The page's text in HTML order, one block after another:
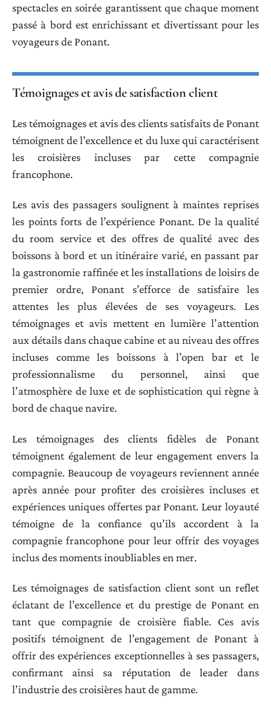
spectacles en soirée garantissent que chaque moment
passé à bord est enrichissant et divertissant pour les
voyageurs de Ponant.
Témoignages et avis de satisfaction client
Les témoignages et avis des clients satisfaits de Ponant
témoignent de l’excellence et du luxe qui caractérisent
les croisières incluses par cette compagnie
francophone.
Les avis des passagers soulignent à maintes reprises
les points forts de l’expérience Ponant. De la qualité
du room service et des offres de qualité avec des
boissons à bord et un itinéraire varié, en passant par
la gastronomie raffinée et les installations de loisirs de
premier ordre, Ponant s’efforce de satisfaire les
attentes les plus élevées de ses voyageurs. Les
témoignages et avis mettent en lumière l’attention
aux détails dans chaque cabine et au niveau des offres
incluses comme les boissons à l’open bar et le
professionnalisme du personnel, ainsi que
l’atmosphère de luxe et de sophistication qui règne à
bord de chaque navire.
Les témoignages des clients fidèles de Ponant
témoignent également de leur engagement envers la
compagnie. Beaucoup de voyageurs reviennent année
après année pour profiter des croisières incluses et
expériences uniques offertes par Ponant. Leur loyauté
témoigne de la confiance qu’ils accordent à la
compagnie francophone pour leur offrir des voyages
inclus des moments inoubliables en mer.
Les témoignages de satisfaction client sont un reflet
éclatant de l’excellence et du prestige de Ponant en
tant que compagnie de croisière fiable. Ces avis
positifs témoignent de l’engagement de Ponant à
offrir des expériences exceptionnelles à ses passagers,
confirmant ainsi sa réputation de leader dans
l’industrie des croisières haut de gamme.